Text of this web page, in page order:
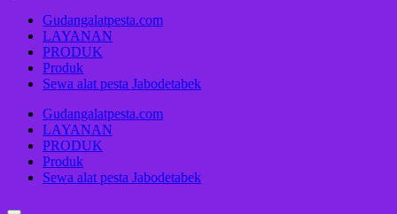
Gudangalatpesta.com
LAYANAN
PRODUK
Produk
Sewa alat pesta Jabodetabek
Gudangalatpesta.com
LAYANAN
PRODUK
Produk
Sewa alat pesta Jabodetabek